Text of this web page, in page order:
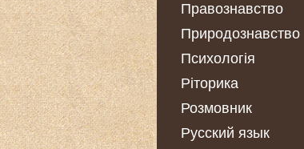
Правознавство
Природознавство
Психологія
Ріторика
Розмовник
Русский язык